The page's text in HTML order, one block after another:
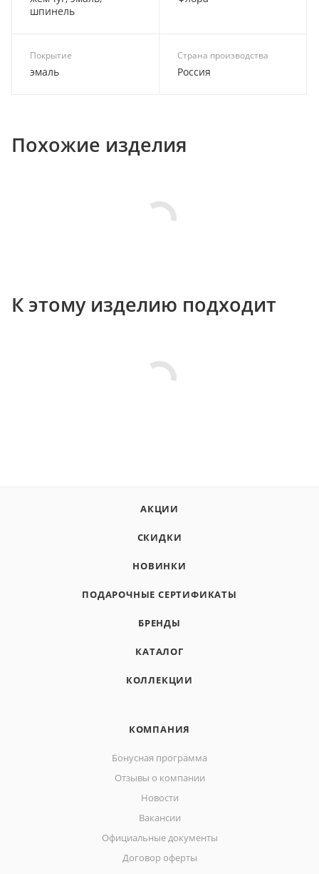
шпинель
Покрытие
эмаль
Страна производства
Россия
Похожие изделия
К этому изделию подходит
АКЦИИ
СКИДКИ
НОВИНКИ
ПОДАРОЧНЫЕ СЕРТИФИКАТЫ
БРЕНДЫ
КАТАЛОГ
КОЛЛЕКЦИИ
КОМПАНИЯ
Бонусная программа
Отзывы о компании
Новости
Вакансии
Официальные документы
Договор оферты